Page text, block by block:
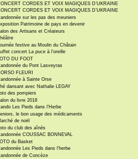
CORDES ET VOIX MAGIQUES D’UKRAINE
CORDES ET VOIX MAGIQUES D’UKRAINE
sur les pas des meuniers
Patrimoine de pays en devenir
des Artisans et Créateurs
festive au Moulin du Châtain
concert La puce à l’oreille
LOTO DU FOOT
du Pont Lasveyras
FLEURI
à Sainte Orse
dansant avec Nathalie LEGAY
des pompiers
du livre 2018
Les Pieds dans l’Herbe
le bon usage des médicaments
de noël
Loto du club des aînés
COUSSAC BONNEVAL
LOTO du Basket
Les Pieds dans l’herbe
de Concèze